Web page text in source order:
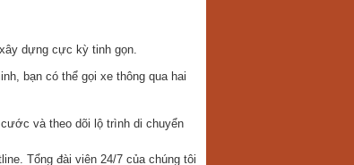
dựng cực kỳ tinh gọn.
bạn có thể gọi xe thông qua hai
và theo dõi lộ trình di chuyển
Tổng đài viên 24/7 của chúng tôi